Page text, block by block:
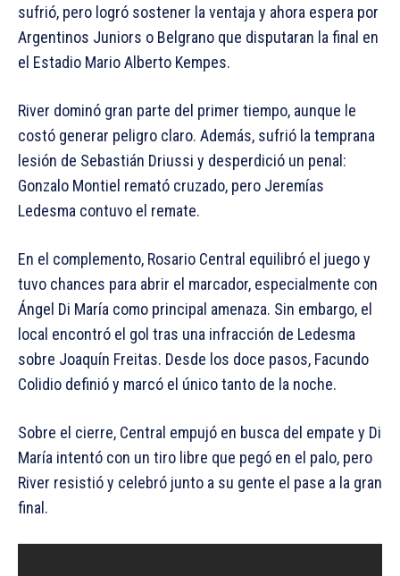
sufrió, pero logró sostener la ventaja y ahora espera por
Argentinos Juniors o Belgrano que disputaran la final en
el Estadio Mario Alberto Kempes.
River dominó gran parte del primer tiempo, aunque le
costó generar peligro claro. Además, sufrió la temprana
lesión de Sebastián Driussi y desperdició un penal:
Gonzalo Montiel remató cruzado, pero Jeremías
Ledesma contuvo el remate.
En el complemento, Rosario Central equilibró el juego y
tuvo chances para abrir el marcador, especialmente con
Ángel Di María como principal amenaza. Sin embargo, el
local encontró el gol tras una infracción de Ledesma
sobre Joaquín Freitas. Desde los doce pasos, Facundo
Colidio definió y marcó el único tanto de la noche.
Sobre el cierre, Central empujó en busca del empate y Di
María intentó con un tiro libre que pegó en el palo, pero
River resistió y celebró junto a su gente el pase a la gran
final.